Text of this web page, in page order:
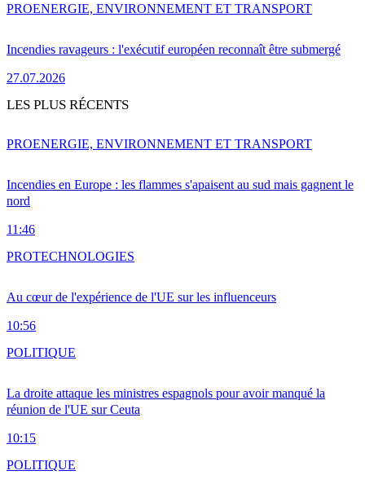
Incendies ravageurs : l'exécutif européen reconnaît être submergé
27.07.2026
PROENERGIE, ENVIRONNEMENT ET TRANSPORT
LES PLUS RÉCENTS
Incendies en Europe : les flammes s'apaisent au sud mais gagnent le
nord
11:46
PROENERGIE, ENVIRONNEMENT ET TRANSPORT
Au cœur de l'expérience de l'UE sur les influenceurs
10:56
PROTECHNOLOGIES
La droite attaque les ministres espagnols pour avoir manqué la
réunion de l'UE sur Ceuta
10:15
POLITIQUE
POLITIQUE